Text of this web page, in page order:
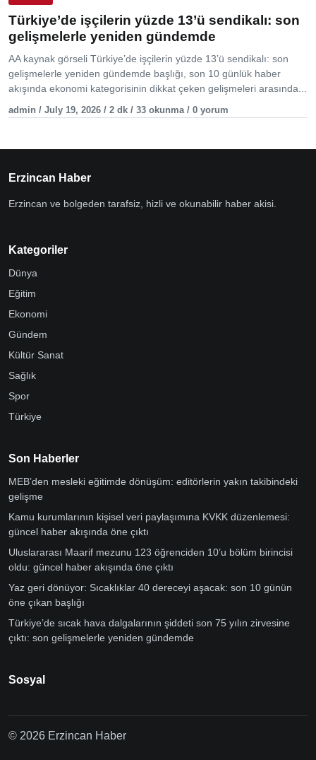
Türkiye’de işçilerin yüzde 13’ü sendikalı: son
gelişmelerle yeniden gündemde
AA kaynak görseli Türkiye’de işçilerin yüzde 13’ü sendikalı: son
gelişmelerle yeniden gündemde başlığı, son 10 günlük haber
akışında ekonomi kategorisinin dikkat çeken gelişmeleri arasında...
admin / July 19, 2026 / 2 dk / 33 okunma / 0 yorum
Erzincan Haber
Erzincan ve bolgeden tarafsiz, hizli ve okunabilir haber akisi.
Kategoriler
Dünya
Eğitim
Ekonomi
Gündem
Kültür Sanat
Sağlık
Spor
Türkiye
Son Haberler
MEB’den mesleki eğitimde dönüşüm: editörlerin yakın takibindeki
gelişme
Kamu kurumlarının kişisel veri paylaşımına KVKK düzenlemesi:
güncel haber akışında öne çıktı
Uluslararası Maarif mezunu 123 öğrenciden 10’u bölüm birincisi
oldu: güncel haber akışında öne çıktı
Yaz geri dönüyor: Sıcaklıklar 40 dereceyi aşacak: son 10 günün
öne çıkan başlığı
Türkiye’de sıcak hava dalgalarının şiddeti son 75 yılın zirvesine
çıktı: son gelişmelerle yeniden gündemde
Sosyal
© 2026 Erzincan Haber